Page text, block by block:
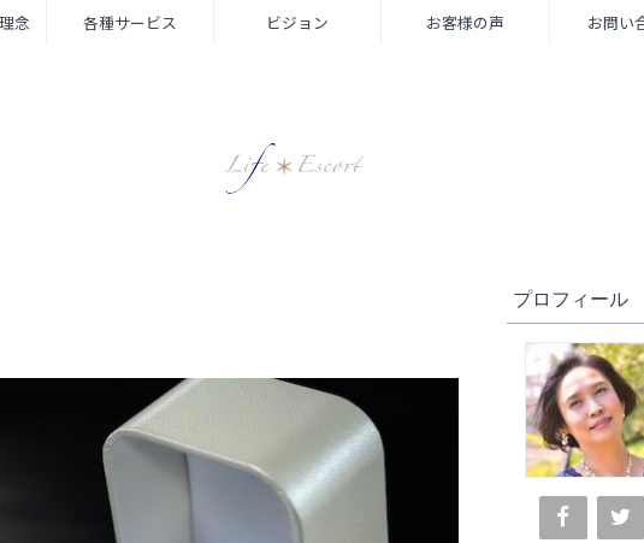
念 各種サービス ビジョン お客様の声 お問い
プロフィール